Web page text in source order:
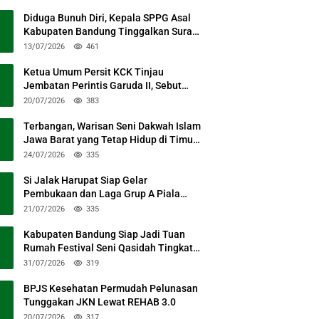
Diduga Bunuh Diri, Kepala SPPG Asal
Kabupaten Bandung Tinggalkan Surat
Permohonan Maaf
13/07/2026 461
Ketua Umum Persit KCK Tinjau
Jembatan Perintis Garuda II, Sebut
Simbol Kebersamaan TNI dan Rakyat
20/07/2026 383
Terbangan, Warisan Seni Dakwah Islam
Jawa Barat yang Tetap Hidup di Timur
Kabupaten Bandung
24/07/2026 335
Si Jalak Harupat Siap Gelar
Pembukaan dan Laga Grup A Piala
Presiden 2026 Sabtu Mendatang
21/07/2026 335
Kabupaten Bandung Siap Jadi Tuan
Rumah Festival Seni Qasidah Tingkat
Nasional
31/07/2026 319
BPJS Kesehatan Permudah Pelunasan
Tunggakan JKN Lewat REHAB 3.0
20/07/2026 317